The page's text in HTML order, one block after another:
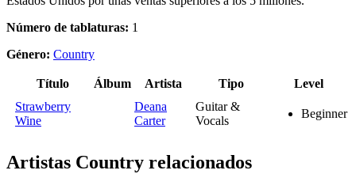
Número de tablaturas: 1
Género: Country
Título Álbum Artista Tipo
Level
Strawberry
Wine
Deana
Carter
Guitar &
Vocals
Beginner
Artistas Country relacionados